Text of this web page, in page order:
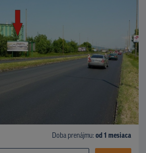
Doba prenájmu: od 1 mesiaca